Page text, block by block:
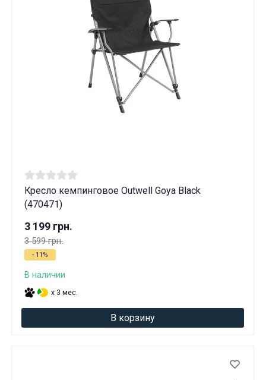
Кресло кемпинговое Outwell Goya Black
(470471)
3 199 грн.
3 599 грн.
- 11%
В наличии
x 3 мес.
В корзину